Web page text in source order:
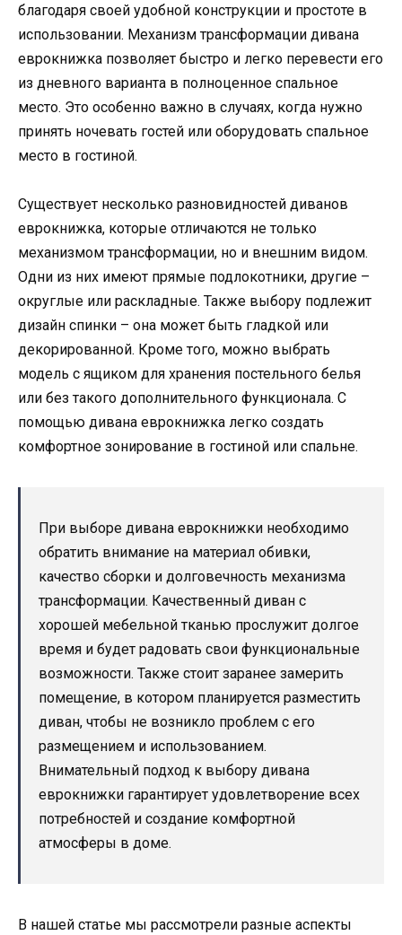
благодаря своей удобной конструкции и простоте в
использовании. Механизм трансформации дивана
еврокнижка позволяет быстро и легко перевести его
из дневного варианта в полноценное спальное
место. Это особенно важно в случаях, когда нужно
принять ночевать гостей или оборудовать спальное
место в гостиной.
Существует несколько разновидностей диванов
еврокнижка, которые отличаются не только
механизмом трансформации, но и внешним видом.
Одни из них имеют прямые подлокотники, другие –
округлые или раскладные. Также выбору подлежит
дизайн спинки – она может быть гладкой или
декорированной. Кроме того, можно выбрать
модель с ящиком для хранения постельного белья
или без такого дополнительного функционала. С
помощью дивана еврокнижка легко создать
комфортное зонирование в гостиной или спальне.
При выборе дивана еврокнижки необходимо
обратить внимание на материал обивки,
качество сборки и долговечность механизма
трансформации. Качественный диван с
хорошей мебельной тканью прослужит долгое
время и будет радовать свои функциональные
возможности. Также стоит заранее замерить
помещение, в котором планируется разместить
диван, чтобы не возникло проблем с его
размещением и использованием.
Внимательный подход к выбору дивана
еврокнижки гарантирует удовлетворение всех
потребностей и создание комфортной
атмосферы в доме.
В нашей статье мы рассмотрели разные аспекты